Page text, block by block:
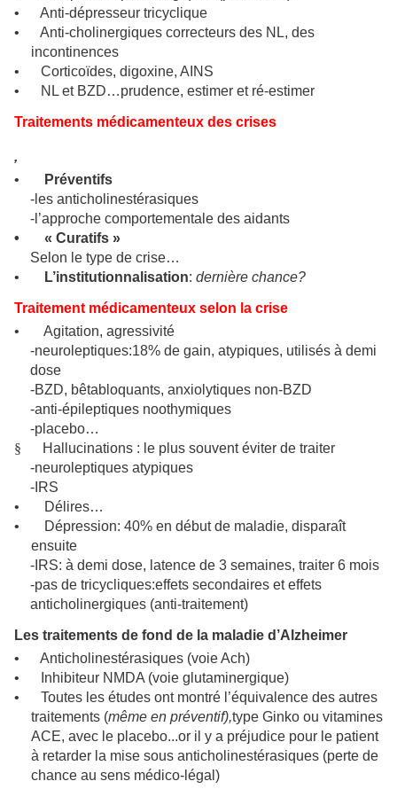
•
Anti-dépresseur tricyclique
•
Anti-cholinergiques correcteurs des NL, des
incontinences
•
Corticoïdes, digoxine, AINS
•
NL et BZD…prudence, estimer et ré-estimer
Traitements médicamenteux des crises
,
•
Préventifs
-les anticholinestérasiques
-l’approche comportementale des aidants
•
« Curatifs »
Selon le type de crise…
•
L’institutionnalisation: dernière chance?
Traitement médicamenteux selon la crise
•
Agitation, agressivité
-neuroleptiques:18% de gain, atypiques, utilisés à demi
dose
-BZD, bêtabloquants, anxiolytiques non-BZD
-anti-épileptiques noothymiques
-placebo…
§
Hallucinations : le plus souvent éviter de traiter
-neuroleptiques atypiques
-IRS
•
Délires…
•
Dépression: 40% en début de maladie, disparaît
ensuite
-IRS: à demi dose, latence de 3 semaines, traiter 6 mois
-pas de tricycliques:effets secondaires et effets
anticholinergiques (anti-traitement)
Les traitements de fond de la maladie d’Alzheimer
•
Anticholinestérasiques (voie Ach)
•
Inhibiteur NMDA (voie glutaminergique)
•
Toutes les études ont montré l’équivalence des autres
traitements (même en préventif),type Ginko ou vitamines
ACE, avec le placebo...or il y a préjudice pour le patient
à retarder la mise sous anticholinestérasiques (perte de
chance au sens médico-légal)